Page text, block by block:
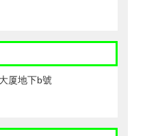
厦地下b號